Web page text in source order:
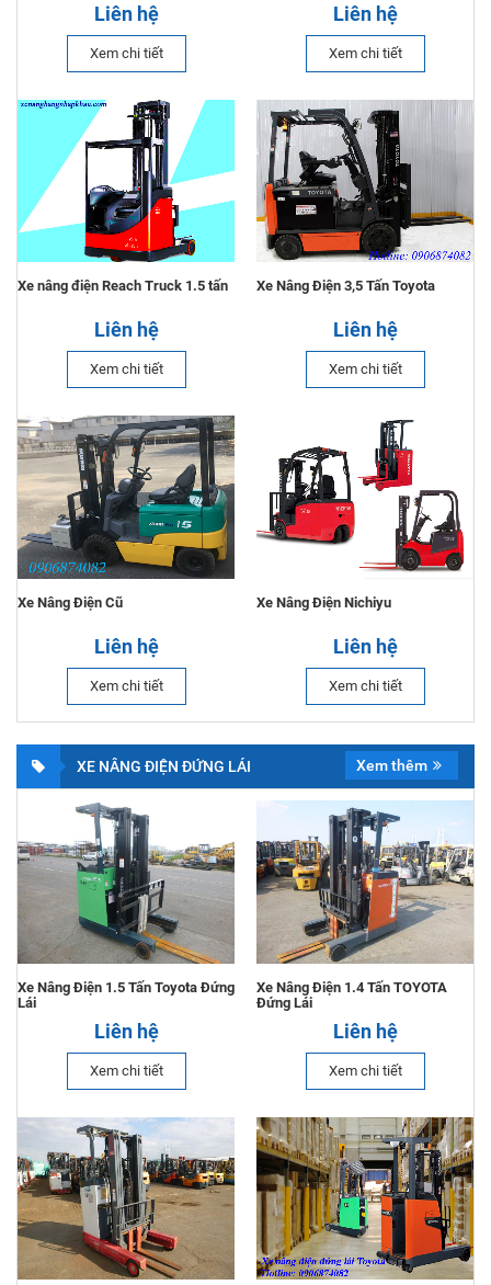
Liên hệ
Xem chi tiết
Liên hệ
Xem chi tiết
Xe nâng điện Reach Truck 1.5 tấn
Liên hệ
Xem chi tiết
Xe Nâng Điện 3,5 Tấn Toyota
Liên hệ
Xem chi tiết
Xe Nâng Điện Cũ
Liên hệ
Xem chi tiết
Xe Nâng Điện Nichiyu
Liên hệ
Xem chi tiết
XE NÂNG ĐIỆN ĐỨNG LÁI Xem thêm
Xe Nâng Điện 1.5 Tấn Toyota Đứng
Lái
Liên hệ
Xem chi tiết
Xe Nâng Điện 1.4 Tấn TOYOTA
Đứng Lái
Liên hệ
Xem chi tiết